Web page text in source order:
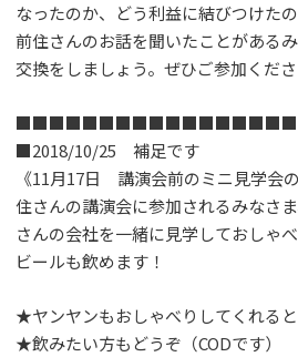
なったのか、どう利益に結びつけた
前住さんのお話を聞いたことがある
交換をしましょう。ぜひご参加くださ
■2018/10/25 補足です
《11月17日 講演会前のミニ見学会
住さんの講演会に参加されるみなさ
さんの会社を一緒に見学しておしゃ
ビールも飲めます！
★ヤンヤンもおしゃべりしてくれる
★飲みたい方もどうぞ（CODです）